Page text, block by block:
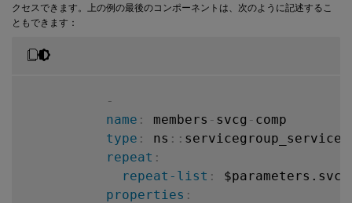
-
properties
ip: $srv
クセスできます。上の例の最後のコンポーネントは、次のように記述するこ
ともできます：
-
name : members - svcg - comp
type : ns : :
repeat :
repeat-list : $parameters.svc
properties :